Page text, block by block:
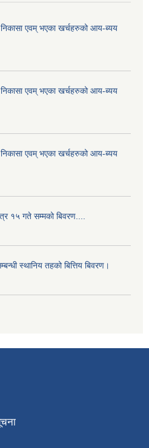
एवम् भएका खर्चहरुको आय-ब्यय
एवम् भएका खर्चहरुको आय-ब्यय
एवम् भएका खर्चहरुको आय-ब्यय
१५ गते सम्मको बिवरण....
स्थानिय तहको बित्तिय बिवरण।